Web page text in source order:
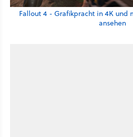
Fallout 4 - Grafikpracht in 4K und
ansehen